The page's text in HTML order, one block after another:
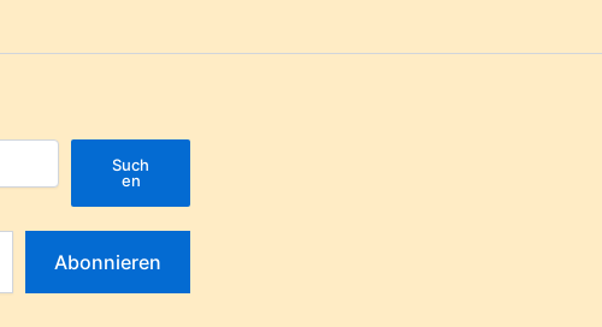
Such
en
Abonnieren